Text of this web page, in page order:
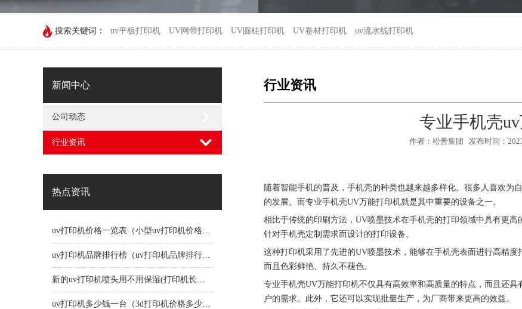
1 2 3
搜索关键词： uv平板打印机 UV网带打印机 UV圆柱打印机 UV卷材打印机 uv流水线打印机
新闻中心
公司动态
行业资讯
热点资讯
uv打印机价格一览表（小型uv打印机价格一览表）
uv打印机品牌排行榜（uv打印机品牌排行榜前十名）
新的uv打印机喷头用不用保湿(打印机长时间不用喷头会堵吗)
uv打印机多少钱一台（3d打印机价格多少钱一台）
行业资讯
专业手机壳
作者：松普集团 发布时间：
随着智能手机的普及，手机壳的种类也越来越多样化。很多人喜欢为
的发展。而专业手机壳UV万能打印机就是其中重要的设备之一。
相比于传统的印刷方法，UV喷墨技术在手机壳的打印领域中具有更
针对手机壳定制需求而设计的打印设备。
这种打印机采用了先进的UV喷墨技术，能够在手机壳表面进行高精
而且色彩鲜艳、持久不褪色。
专业手机壳UV万能打印机不仅具有高效率和高质量的特点，而且还
户的需求。此外，它还可以实现批量生产，为厂商带来更高的效益。